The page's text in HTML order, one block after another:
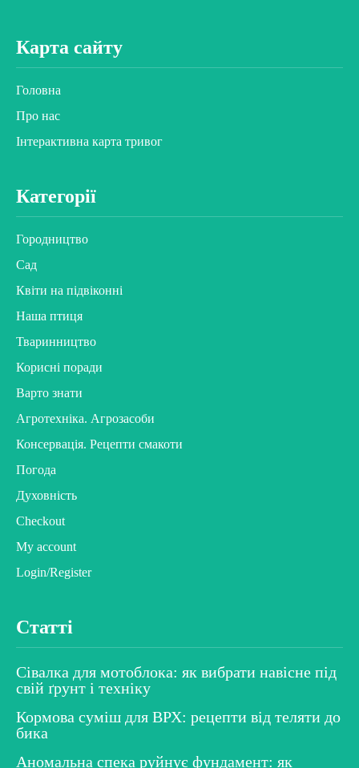
Карта сайту
Головна
Про нас
Інтерактивна карта тривог
Категорії
Городництво
Сад
Квіти на підвіконні
Наша птиця
Тваринництво
Корисні поради
Варто знати
Агротехніка. Агрозасоби
Консервація. Рецепти смакоти
Погода
Духовність
Checkout
My account
Login/Register
Статті
Сівалка для мотоблока: як вибрати навісне під
свій ґрунт і техніку
Кормова суміш для ВРХ: рецепти від теляти до
бика
Аномальна спека руйнує фундамент: як